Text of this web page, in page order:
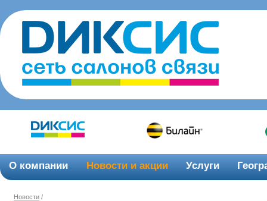
О компании Новости и акции Услуги
Новости /